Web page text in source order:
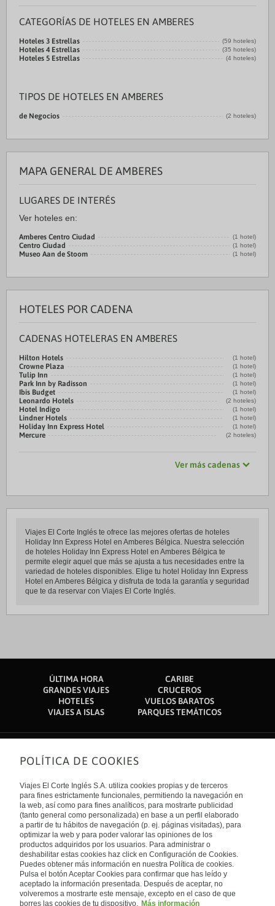
CATEGORÍAS DE HOTELES EN AMBERES
Hoteles 3 Estrellas (59 hoteles)
Hoteles 4 Estrellas (35 hoteles)
Hoteles 5 Estrellas (4 hoteles)
TIPOS DE HOTELES EN AMBERES
de Negocios (2 hoteles)
MAPA GENERAL DE AMBERES
LUGARES DE INTERÉS
Ver hoteles en:
Amberes Centro Ciudad (1 hotel)
Centro Ciudad (1 hotel)
Museo Aan de Stoom (1 hotel)
HOTELES POR CADENA
CADENAS HOTELERAS EN AMBERES
Hilton Hotels (1 hotel)
Crowne Plaza (1 hotel)
Tulip Inn (1 hotel)
Park Inn by Radisson (1 hotel)
Ibis Budget (1 hotel)
Leonardo Hotels (2 hoteles)
Hotel Indigo (1 hotel)
Lindner Hotels (1 hotel)
Holiday Inn Express Hotel (1 hotel)
Mercure (2 hoteles)
Ver más cadenas
Viajes El Corte Inglés te ofrece las mejores ofertas de hoteles
Holiday Inn Express Hotel en Amberes Bélgica. Nuestra selección
de hoteles Holiday Inn Express Hotel en Amberes Bélgica te
permite elegir aquel que más se ajusta a tus necesidades entre la
variedad de hoteles disponibles. Elige tu hotel Holiday Inn Express
Hotel en Amberes Bélgica y disfruta de toda la garantía y seguridad
que te da reservar con Viajes El Corte Inglés.
ÚLTIMA HORA
CARIBE
GRANDES VIAJES
CRUCEROS
HOTELES
VUELOS BARATOS
VIAJES A ISLAS
PARQUES TEMÁTICOS
Sobre nosotros
Quiénes somos
Financiación
Sostenibilidad
Turismo accesible
Tarjeta El Corte Inglés
Trabaja con nosotros
El Corte Inglés
Canal Ético
Enlaces de interés
Guías de viaje
Catálogos
Auto check-in
Condiciones Generales
Política de privacidad
Política de cookies
Accesibilidad
Empresas/ Grupos
Internacional
España
Visita nuestro blog
POLÍTICA DE COOKIES
Viajes El Corte Inglés S.A. utiliza cookies propias y de terceros
para fines estrictamente funcionales, permitiendo la navegación en
la web, así como para fines analíticos, para mostrarte publicidad
(tanto general como personalizada) en base a un perfil elaborado
a partir de tu hábitos de navegación (p. ej. páginas visitadas), para
optimizar la web y para poder valorar las opiniones de los
productos adquiridos por los usuarios. Para administrar o
deshabilitar estas cookies haz click en Configuración de Cookies.
Puedes obtener más información en nuestra Política de cookies.
Pulsa el botón Aceptar Cookies para confirmar que has leído y
aceptado la información presentada. Después de aceptar, no
volveremos a mostrarte este mensaje, excepto en el caso de que
borres las cookies de tu dispositivo. Más información